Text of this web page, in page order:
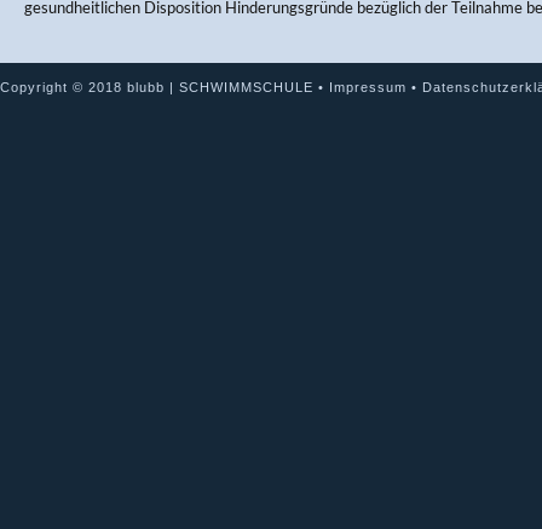
gesundheitlichen Disposition Hinderungsgründe bezüglich der Teilnahme
Copyright © 2018 blubb | SCHWIMMSCHULE • Impressum •